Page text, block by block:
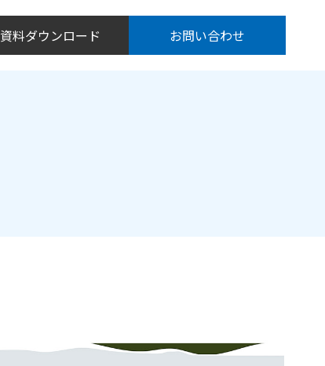
資料ダウンロード お問い合わせ